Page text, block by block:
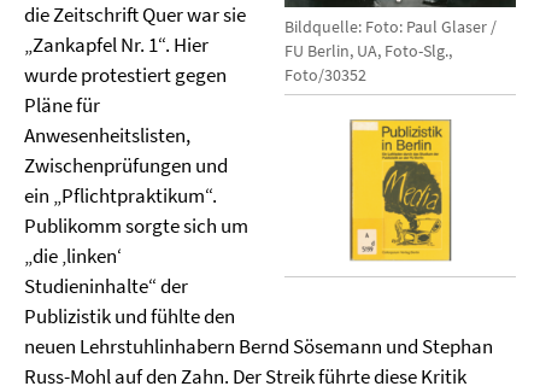
Bildquelle: Foto: Paul Glaser /
FU Berlin, UA, Foto-Slg.,
Foto/30352
die Zeitschrift Quer war sie
„Zankapfel Nr. 1“. Hier
wurde protestiert gegen
Pläne für
Anwesenheitslisten,
Zwischenprüfungen und
ein „Pflichtpraktikum“.
Publikomm sorgte sich um
„die ‚linken‘
Studieninhalte“ der
Publizistik und fühlte den
neuen Lehrstuhlinhabern Bernd Sösemann und Stephan
Russ-Mohl auf den Zahn. Der Streik führte diese Kritik